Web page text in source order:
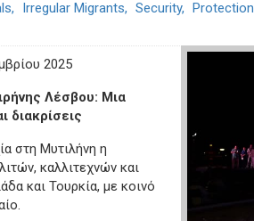
Irregular Migrants Security Protection
2025
Λέσβου: Μια
διακρίσεις
στη Μυτιλήνη η
καλλιτεχνών και
και Τουρκία, με κοινό